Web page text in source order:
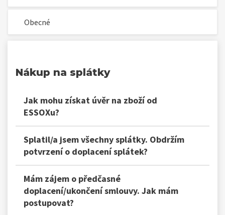
Obecné
Nákup na splátky
Jak mohu získat úvěr na zboží od
ESSOXu?
Splatil/a jsem všechny splátky. Obdržím
potvrzení o doplacení splátek?
Mám zájem o předčasné
doplacení/ukončení smlouvy. Jak mám
postupovat?